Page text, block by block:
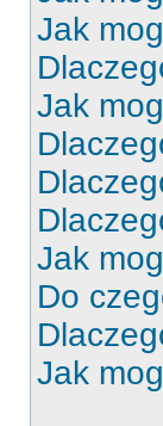
Jak
Jak
Jak
Do
Jak